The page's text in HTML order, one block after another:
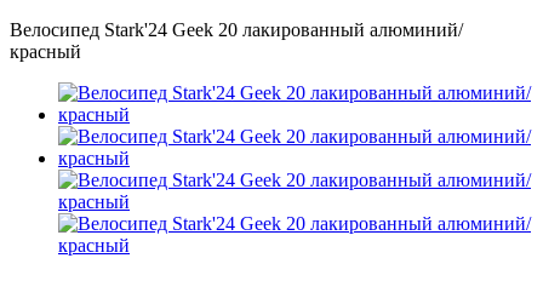
Велосипед Stark'24 Geek 20 лакированный алюминий/
красный